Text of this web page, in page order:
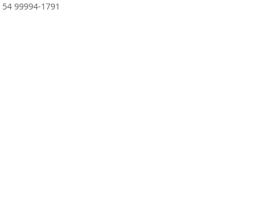
54 99994-1791